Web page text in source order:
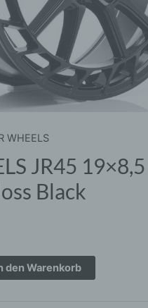
WHEELS
JR45
Black
den Warenkorb